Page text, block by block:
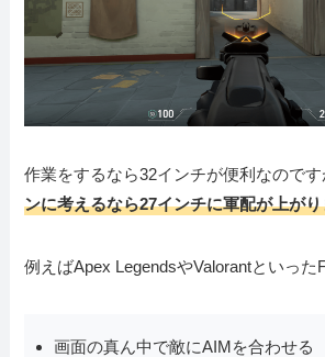
作業をするなら32インチが便利なので
ンに考えるなら27インチに軍配が上が
例えばApex LegendsやValorantといった
画面の真ん中で敵にAIMを合わせる